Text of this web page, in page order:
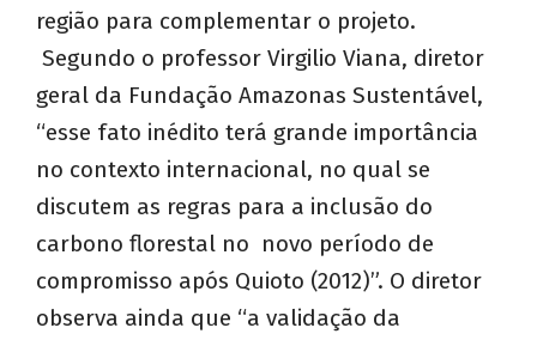
região para complementar o projeto.
Segundo o professor Virgilio Viana, diretor
geral da Fundação Amazonas Sustentável,
“esse fato inédito terá grande importância
no contexto internacional, no qual se
discutem as regras para a inclusão do
carbono florestal no novo período de
compromisso após Quioto (2012)”. O diretor
observa ainda que “a validação da